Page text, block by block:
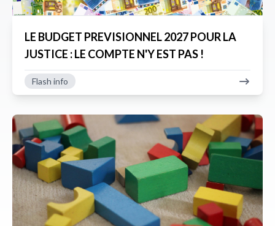
LE BUDGET PREVISIONNEL 2027 POUR LA
JUSTICE : LE COMPTE N'Y EST PAS !
Flash info